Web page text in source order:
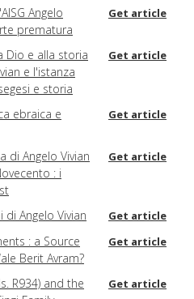
Angelo
prematura
Get article
Dio e alla storia
e l'istanza
e storia
Get article
ebraica e
Get article
di Angelo Vivian
: i
Get article
Angelo Vivian Get article
: a Source
Berit Avram?
Get article
R934) and the
Get article